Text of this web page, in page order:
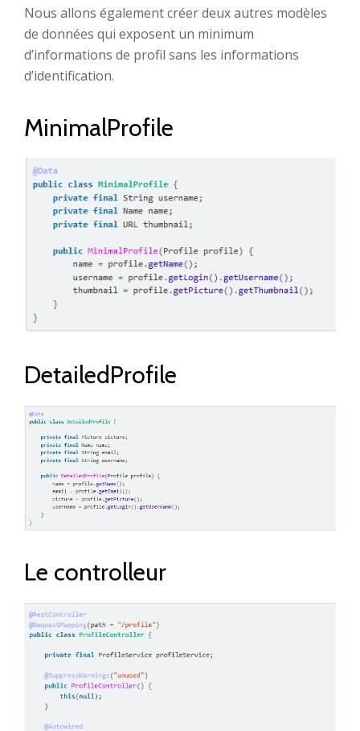
Nous allons également créer deux autres modèles
de données qui exposent un minimum
d’informations de profil sans les informations
d’identification.
MinimalProfile
DetailedProfile
Le controlleur